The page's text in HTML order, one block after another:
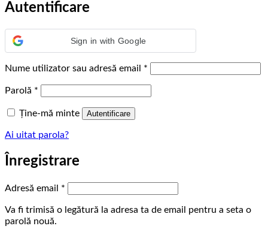
Autentificare
Sign in with Google
Nume utilizator sau adresă email *
Parolă *
Ține-mă minte Autentificare
Ai uitat parola?
Înregistrare
Adresă email *
Va fi trimisă o legătură la adresa ta de email pentru a seta o
parolă nouă.